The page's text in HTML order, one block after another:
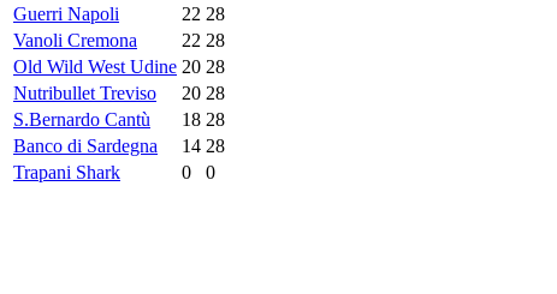
Guerri Napoli
22 28
Vanoli Cremona
22 28
Old Wild West Udine 20 28
Nutribullet Treviso
20 28
S.Bernardo Cantù
18 28
Banco di Sardegna
14 28
Trapani Shark
0 0